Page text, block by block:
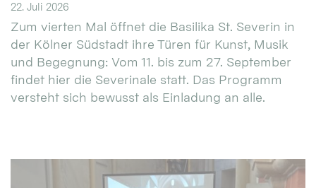
22. Juli 2026
Zum vierten Mal öffnet die Basilika St. Severin in
der Kölner Südstadt ihre Türen für Kunst, Musik
und Begegnung: Vom 11. bis zum 27. September
findet hier die Severinale statt. Das Programm
versteht sich bewusst als Einladung an alle.